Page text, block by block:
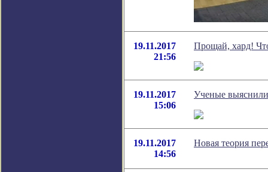
19.11.2017
21:56
Прощай, хард!
19.11.2017
15:06
Ученые
19.11.2017
14:56
Новая теория